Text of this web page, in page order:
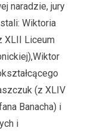
naradzie, jury
Wiktoria
XLII Liceum
(z XLIV
Banacha) i
i